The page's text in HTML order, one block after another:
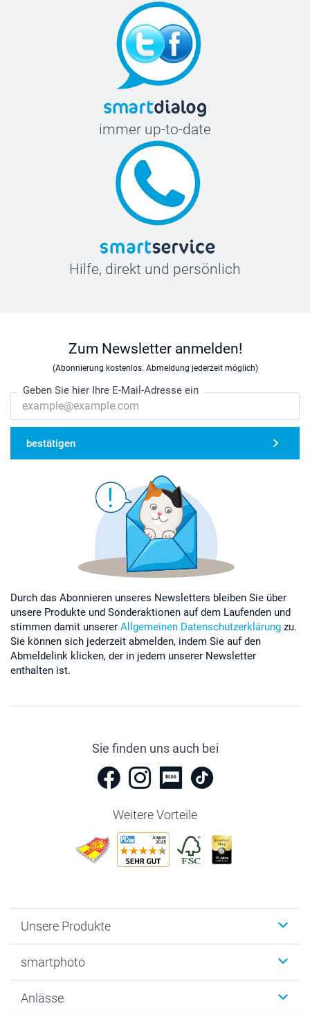
immer up-to-date
Hilfe, direkt und persönlich
Zum Newsletter anmelden!
(Abonnierung kostenlos. Abmeldung jederzeit möglich)
Geben Sie hier Ihre E-Mail-Adresse ein
bestätigen
Durch das Abonnieren unseres Newsletters bleiben Sie über
unsere Produkte und Sonderaktionen auf dem Laufenden und
stimmen damit unserer Allgemeinen Datenschutzerklärung zu.
Sie können sich jederzeit abmelden, indem Sie auf den
Abmeldelink klicken, der in jedem unserer Newsletter
enthalten ist.
Sie finden uns auch bei
Weitere Vorteile
Unsere Produkte
Fotogeschenke
MyNameBook
smartphoto
Warum smartphoto
Anlässe